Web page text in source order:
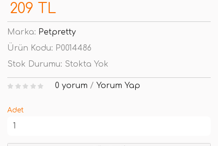
209 TL
Marka: Petpretty
Ürün Kodu: P0014486
Stok Durumu: Stokta Yok
0 yorum / Yorum Yap
Adet